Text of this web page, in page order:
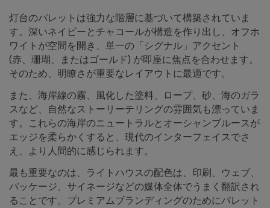
灯台のパレットは強力な階層に基づいて構築されていま
す。深いネイビーとチャコールが構造を作り出し、オフホ
ワイトが空間を開き、単一の「シグナル」アクセント
(赤、珊瑚、またはゴールド) が即座に焦点を合わせます。
そのため、明瞭さが重要なレイアウトに最適です。
また、海岸線の霧、風化した塗料、ロープ、砂、海のガラ
スなど、自然なストーリーテリングの雰囲気も漂っていま
す。これらの海岸のニュートラルとオーシャンブルースが
エッジを柔らかくすると、現代のインターフェイスでさ
え、より人間的に感じられます。
最も重要なのは、ライトハウスの配色は、印刷、ウェブ、
パッケージ、サイネージなどの媒体全体でうまく翻訳され
ることです。プレミアムブランディングのためにパレット